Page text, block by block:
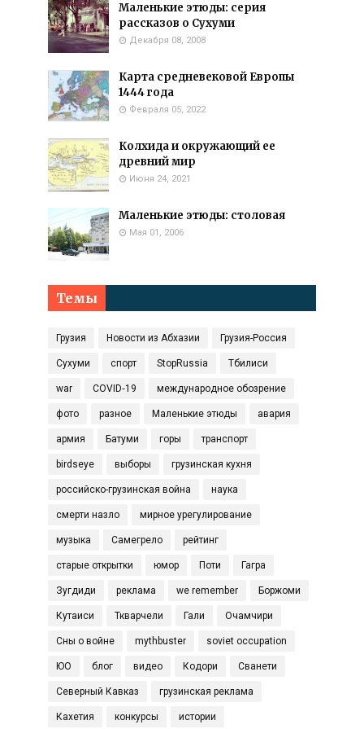
Маленькие этюды: серия
рассказов о Сухуми
Декабря 08, 2008
Карта средневековой Европы
1444 года
Февраля 05, 2022
Колхида и окружающий ее
древний мир
Июня 24, 2021
Маленькие этюды: столовая
Мая 01, 2006
Темы
Грузия Новости из Абхазии Грузия-Россия
Сухуми спорт StopRussia Тбилиси
war COVID‑19 международное обозрение
фото разное Маленькие этюды авария
армия Батуми горы транспорт
birdseye выборы грузинская кухня
российско-грузинская война наука
смерти назло мирное урегулирование
музыка Самегрело рейтинг
старые открытки юмор Поти Гагра
Зугдиди реклама we remember Боржоми
Кутаиси Ткварчели Гали Очамчири
Сны о войне mythbuster soviet occupation
ЮО блог видео Кодори Сванети
Северный Кавказ грузинская реклама
Кахетия конкурсы истории